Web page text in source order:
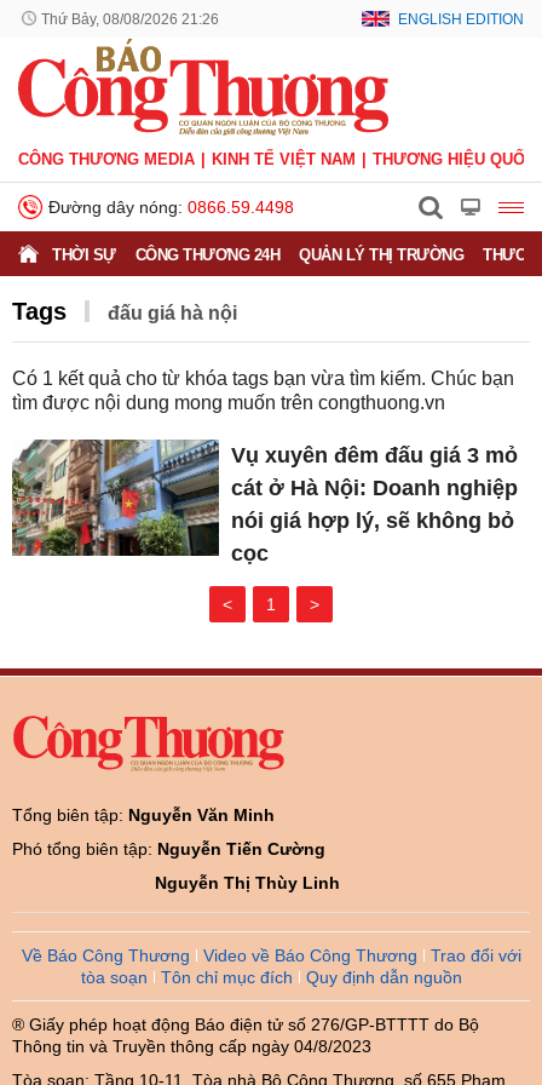
Thứ Bảy, 08/08/2026 21:26 ENGLISH EDITION
CÔNG THƯƠNG MEDIA KINH TẾ VIỆT NAM THƯƠNG HIỆU QUỐC
Đường dây nóng: 0866.59.4498
THỜI SỰ CÔNG THƯƠNG 24H QUẢN LÝ THỊ TRƯỜNG
Tags đấu giá hà nội
Có 1 kết quả cho từ khóa tags bạn vừa tìm kiếm. Chúc bạn
tìm được nội dung mong muốn trên congthuong.vn
Vụ xuyên đêm đấu giá 3 mỏ
cát ở Hà Nội: Doanh nghiệp
nói giá hợp lý, sẽ không bỏ
cọc
< 1 >
Tổng biên tập: Nguyễn Văn Minh
Phó tổng biên tập: Nguyễn Tiến Cường
Nguyễn Thị Thùy Linh
Về Báo Công Thương Video về Báo Công Thương
Trao đổi với
tòa soạn
Tôn chỉ mục đích Quy định dẫn nguồn
® Giấy phép hoạt động Báo điện tử số 276/GP-BTTTT do Bộ
Thông tin và Truyền thông cấp ngày 04/8/2023
Tòa soạn: Tầng 10-11, Tòa nhà Bộ Công Thương, số 655 Phạm